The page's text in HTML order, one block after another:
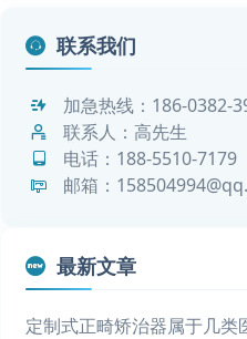
联系我们
加急热线： 186-0382-
联系人：高先生
电话： 188-5510-7179
邮箱：
最新文章
定制式正畸矫治器属于几